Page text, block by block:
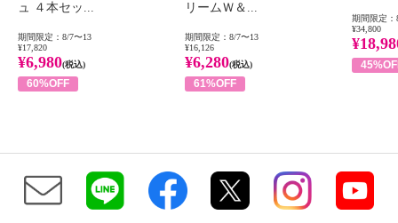
ュ ４本セッ...
期間限定：8/7〜13
¥17,820
¥6,980(税込)
60%OFF
リームＷ＆...
期間限定：8/7〜13
¥16,126
¥6,280(税込)
61%OFF
期間限定：
¥34,800